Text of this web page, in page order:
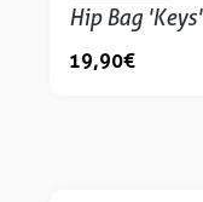
Hip Bag 'Keys'
19,90 €